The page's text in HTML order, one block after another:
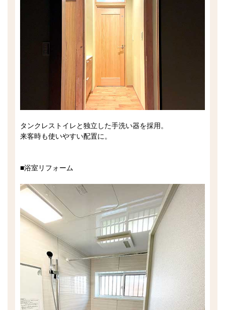
タンクレストイレと独立した手洗い器を採用。
来客時も使いやすい配置に。
■浴室リフォーム